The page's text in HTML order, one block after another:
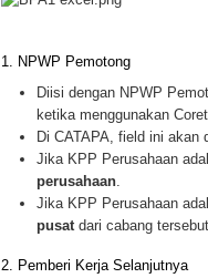
1. NPWP Pemotong
Diisi dengan NPWP
ketika menggunakan
Di CATAPA, field ini akan
Jika KPP Perusahaan
perusahaan.
Jika KPP Perusahaan
pusatdari cabang
2. Pemberi Kerja Selanjutnya